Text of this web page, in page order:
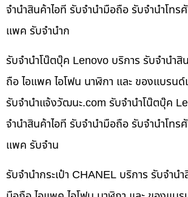
จำนำสินค้าไอที รับจำนำมือถือ รับจำนำโทร
แพค รับจำนำก
รับจำนำโน๊ตบุ๊ค Lenovo บริการ รับจำนำสิ
ถือ ไอแพค ไอโฟน นาฬิกา และ ของแบรนด์
รับจํานําแจ้งวัฒนะ.com รับจำนำโน๊ตบุ๊ค
จำนำสินค้าไอที รับจำนำมือถือ รับจำนำโทร
แพค รับจำน
รับจำนำกระเป๋า CHANEL บริการ รับจำน